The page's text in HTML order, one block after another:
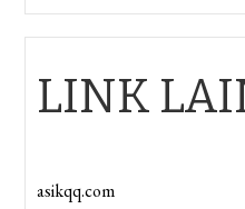
LINK
asikqq.com